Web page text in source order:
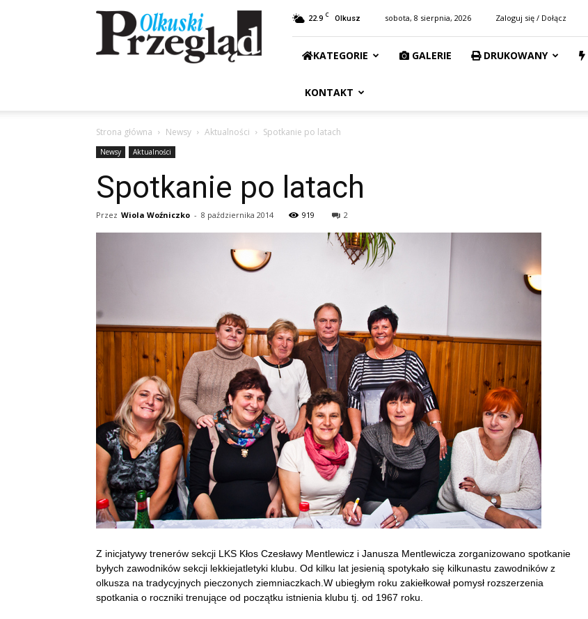
Przegląd
Olkuski
22.9 C Olkusz sobota, 8 sierpnia, 2026 Zaloguj się / Dołącz
KATEGORIE GALERIE DRUKOWANY
KONTAKT
Strona główna Newsy Aktualności Spotkanie po latach
Newsy Aktualności
Spotkanie po latach
Przez Wiola Woźniczko - 8 października 2014 919 2
Z inicjatywy trenerów sekcji LKS Kłos Czesławy Mentlewicz i Janusza Mentlewicza zorganizowano spotkanie
byłych zawodników sekcji lekkiejatletyki klubu. Od kilku lat jesienią spotykało się kilkunastu zawodników z
olkusza na tradycyjnych pieczonych ziemniaczkach.W ubiegłym roku zakiełkował pomysł rozszerzenia
spotkania o roczniki trenujące od początku istnienia klubu tj. od 1967 roku.